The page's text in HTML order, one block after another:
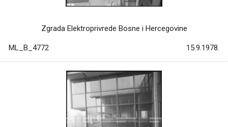
Zgrada Elektroprivrede Bosne i Hercegovine
ML_B_4772 15.9.1978.